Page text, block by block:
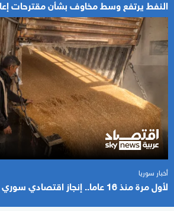
النفط يرتفع وسط مخاوف بشأن مقترحات
أخبار سوريا
لأول مرة منذ 16 عاما.. إنجاز اقتصادي سوري في وقت قياسي